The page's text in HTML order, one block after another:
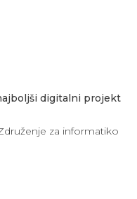
digitalni projekt
za informatiko